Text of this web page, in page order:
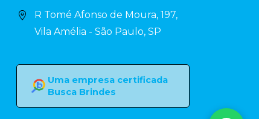
R Tomé Afonso de Moura, 197,
Vila Amélia - São Paulo, SP
Uma empresa certificada
Busca Brindes